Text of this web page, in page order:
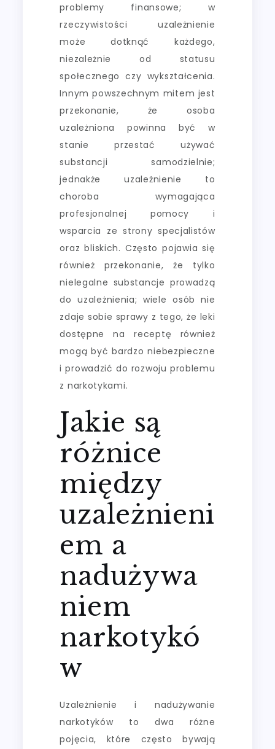
problemy finansowe; w
rzeczywistości uzależnienie
może dotknąć każdego,
niezależnie od statusu
społecznego czy wykształcenia.
Innym powszechnym mitem jest
przekonanie, że osoba
uzależniona powinna być w
stanie przestać używać
substancji samodzielnie;
jednakże uzależnienie to
choroba wymagająca
profesjonalnej pomocy i
wsparcia ze strony specjalistów
oraz bliskich. Często pojawia się
również przekonanie, że tylko
nielegalne substancje prowadzą
do uzależnienia; wiele osób nie
zdaje sobie sprawy z tego, że leki
dostępne na receptę również
mogą być bardzo niebezpieczne
i prowadzić do rozwoju problemu
z narkotykami.
Jakie są
różnice
między
uzależnieni
em a
nadużywa
niem
narkotykó
w
Uzależnienie i nadużywanie
narkotyków to dwa różne
pojęcia, które często bywają